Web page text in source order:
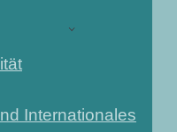
Internationales